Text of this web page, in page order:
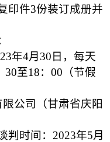
印件3份装订成册并
年4月30日，每天
30至18：00（节假
公司（甘肃省庆阳
判时间：2023年5月